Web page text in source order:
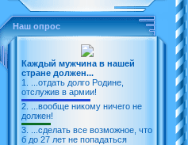
Наш опрос
Каждый мужчина в нашей
стране должен...
1.
...отдать долго Родине,
отслужив в армии!
2.
...вообще никому ничего не
должен!
3.
...сделать все возможное, что
б до 27 лет не попадаться